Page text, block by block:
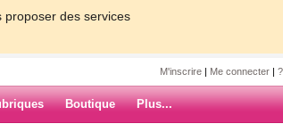
proposer des services
M'inscrire | Me connecter |
Boutique Plus...